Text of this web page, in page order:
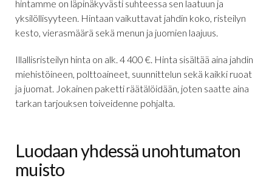
hintamme on läpinäkyvästi suhteessa sen laatuun ja
yksilöllisyyteen. Hintaan vaikuttavat jahdin koko, risteilyn
kesto, vierasmäärä sekä menun ja juomien laajuus.
Illallisristeilyn hinta on alk. 4 400 €. Hinta sisältää aina jahdin
miehistöineen, polttoaineet, suunnittelun sekä kaikki ruoat
ja juomat. Jokainen paketti räätälöidään, joten saatte aina
tarkan tarjouksen toiveidenne pohjalta.
Luodaan yhdessä unohtumaton
muisto